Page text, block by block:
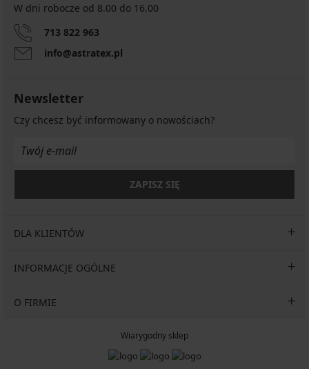
W dni robocze od 8.00 do 16.00
713 822 963
info@astratex.pl
Newsletter
Czy chcesz być informowany o nowościach?
ZAPISZ SIĘ
DLA KLIENTÓW
INFORMACJE OGÓLNE
O FIRMIE
Wiarygodny sklep